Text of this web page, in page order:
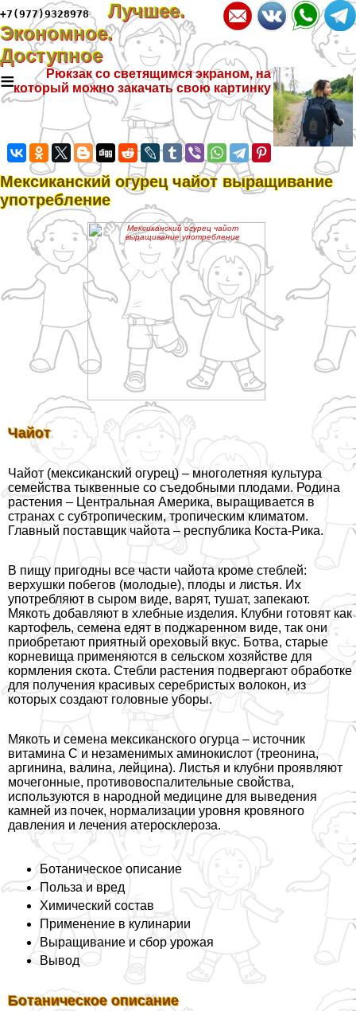
+7(977)9328978
Лучшее.
Экономное.
Доступное
≡
Рюкзак со светящимся экраном, на
который можно закачать свою картинку
Мексиканский огурец чайот выращивание
употрeбление
Чайот
Чайот (мексиканский огурец) – многолетняя культура
семейства тыквенные со съедобными плодами. Родина
растения – Центральная Америка, выращивается в
странах с субтропическим, тропическим климатом.
Главный поставщик чайота – республика Коста-Рика.
В пищу пригодны все части чайота кроме стeблей:
верхушки побегов (молодые), плоды и листья. Их
употрeбляют в сыром виде, варят, тушат, запекают.
Мякоть добавляют в хлебные изделия. Клубни готовят как
картофель, семена едят в поджаренном виде, так они
приобретают приятный ореховый вкус. Ботва, старые
корневища применяются в сельском хозяйстве для
кормления скота. Стeбли растения подвергают обработке
для получения красивых серебристых волокон, из
которых создают головные уборы.
Мякоть и семена мексиканского огурца – источник
витамина C и незаменимых аминокислот (треонина,
аргинина, валина, лейцина). Листья и клубни проявляют
мочегонные, противовоспалительные свойства,
используются в народной медицине для выведения
камней из почек, нормализации уровня кровяного
давления и лечения атеросклероза.
Ботаническое описание
Польза и вред
Химический состав
Применение в кулинарии
Выращивание и сбор урожая
Вывод
Ботаническое описание